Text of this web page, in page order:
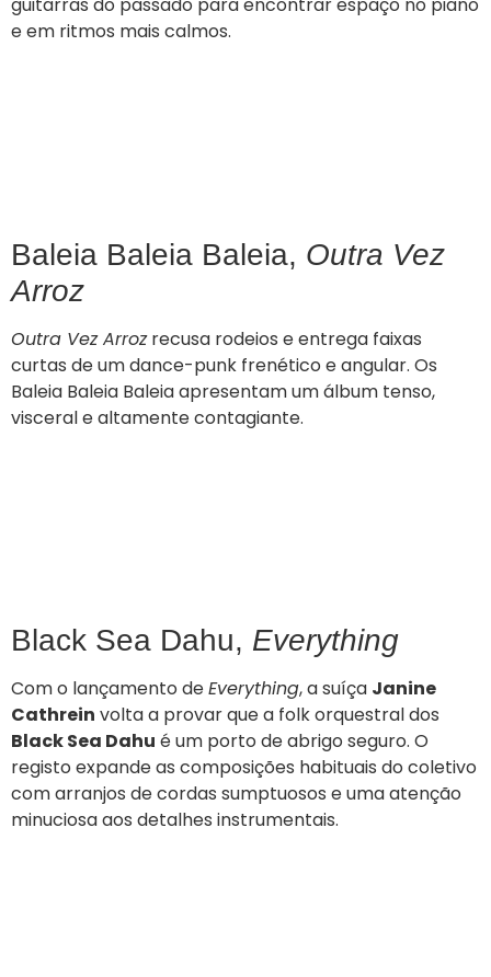
guitarras do passado para encontrar espaço no piano
e em ritmos mais calmos.
Baleia Baleia Baleia, Outra Vez
Arroz
Outra Vez Arrozrecusa rodeios e entrega faixas
curtas de um dance-punk frenético e angular. Os
Baleia Baleia Baleia apresentam um álbum tenso,
visceral e altamente contagiante.
Black Sea Dahu, Everything
Com o lançamento deEverything, a suíça Janine
Cathrein volta a provar que a folk orquestral dos
Black Sea Dahu é um porto de abrigo seguro. O
registo expande as composições habituais do coletivo
com arranjos de cordas sumptuosos e uma atenção
minuciosa aos detalhes instrumentais.